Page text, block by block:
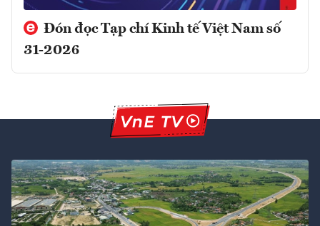
Đón đọc Tạp chí Kinh tế Việt Nam số
31-2026